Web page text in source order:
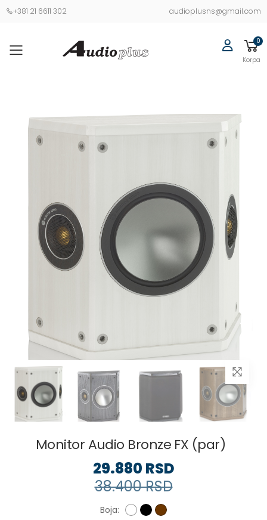
+381 21 6611 302 audioplusns@gmail.com
0
Korpa
Monitor Audio Bronze FX (par)
29.880 RSD
38.400 RSD
Boja: